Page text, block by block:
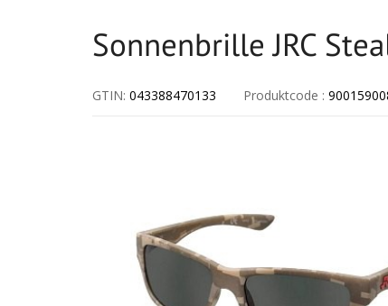
Sonnenbrille JRC
GTIN: 043388470133 Produktcode :